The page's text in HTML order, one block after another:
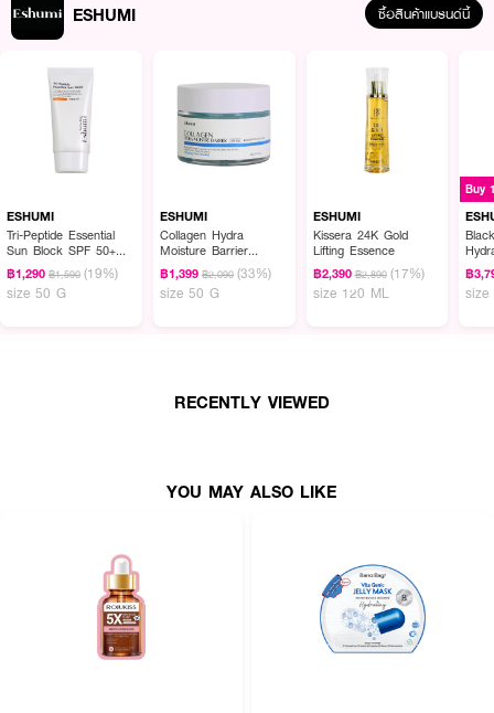
ผลลัพธ์ที่ได้ :
ESHUMI Collagen Repair Cica Maskแผ่นมาส์คหน้าเพื่อลดการอักเสบ การ
อุดตันให้ผิวไม่เกิดสิว กระชับรูขุมขน ลดริ้วรอย ให้ผิวเรียบเนียน ลดการอักเสบ ไม่
· Centella Extract ดูแลการอักเสบไม่ก่อให้เกิดการอุดตันสาเหตุของสิว ดูแลรอย
แดง รอยดำ
· Hydrolyzed Collagen คอลลาเจนอนุภาคขนาดเล็ก ซึบซาบพร้อมฟื้นฟูผิว
ดูแลปัญหาริ้วรอยและยกกระชับผิวอย่างเร่งด่วน
· FDA Registration No. : 10-2-6800005047
ESHUMI ซื้อสินค้าแบรนด์นี้
ESHUMI
Tri-Peptide Essential
Sun Block SPF 50+
PA++++
฿1,290 ฿1,590 (19%)
size 50 G
ESHUMI
Collagen Hydra
Moisture Barrier
Cream
฿1,399 ฿2,090 (33%)
size 50 G
ESHUMI
Kissera 24K Gold
Lifting Essence
฿2,390 ฿2,890 (17%)
size 120 ML
Buy
฿
size
RECENTLY VIEWED
YOU MAY ALSO LIKE